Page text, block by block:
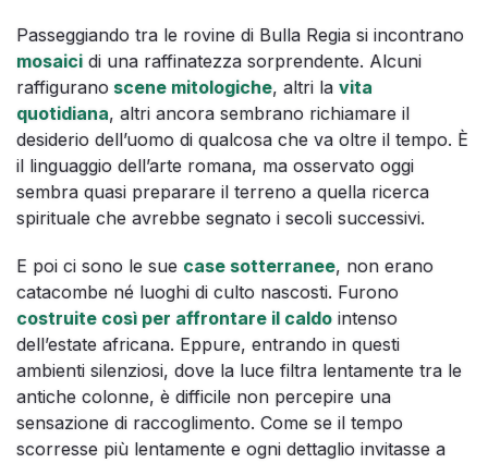
Passeggiando tra le rovine di Bulla Regia si incontrano
mosaici di una raffinatezza sorprendente. Alcuni
raffigurano scene mitologiche, altri la vita
quotidiana, altri ancora sembrano richiamare il
desiderio dell’uomo di qualcosa che va oltre il tempo. È
il linguaggio dell’arte romana, ma osservato oggi
sembra quasi preparare il terreno a quella ricerca
spirituale che avrebbe segnato i secoli successivi.
E poi ci sono le sue case sotterranee, non erano
catacombe né luoghi di culto nascosti. Furono
costruite così per affrontare il caldo intenso
dell’estate africana. Eppure, entrando in questi
ambienti silenziosi, dove la luce filtra lentamente tra le
antiche colonne, è difficile non percepire una
sensazione di raccoglimento. Come se il tempo
scorresse più lentamente e ogni dettaglio invitasse a